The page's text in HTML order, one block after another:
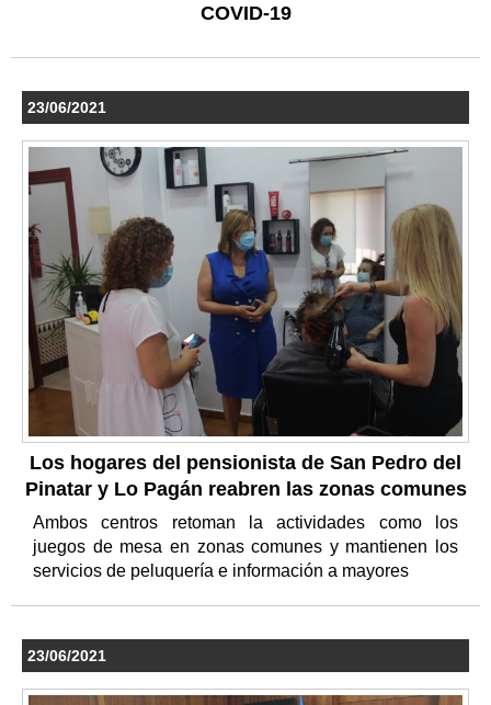
COVID-19
23/06/2021
Los hogares del pensionista de San Pedro del
Pinatar y Lo Pagán reabren las zonas comunes
Ambos centros retoman la actividades como los
juegos de mesa en zonas comunes y mantienen los
servicios de peluquería e información a mayores
23/06/2021